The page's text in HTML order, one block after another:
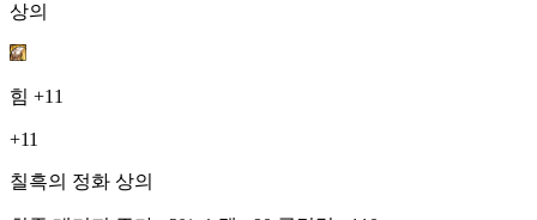
상의
힘 +11
+11
칠흑의 정화 상의